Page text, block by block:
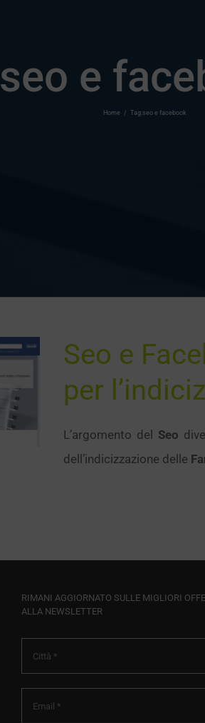
seo e
Home / Tag:seo e facebook
Seo e
per
L’argomento del Seo
dell’indicizzazione delle
RIMANI AGGIORNATO SULLE MIGLIORI
ALLA NEWSLETTER